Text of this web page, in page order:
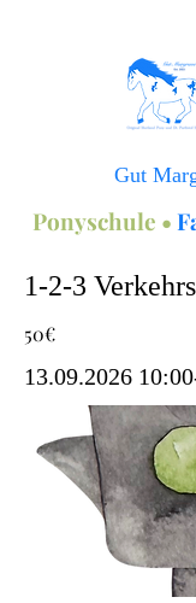
Gut
Ponyschule •
1-2-3
50€
13.09.2026 10